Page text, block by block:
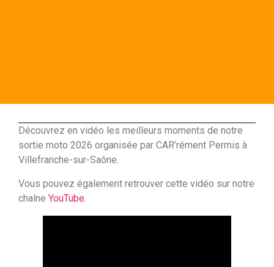
Découvrez en vidéo les meilleurs moments de notre
sortie moto 2026 organisée par CAR’rément Permis à
Villefranche-sur-Saône.
Vous pouvez également retrouver cette vidéo sur notre
chaîne YouTube